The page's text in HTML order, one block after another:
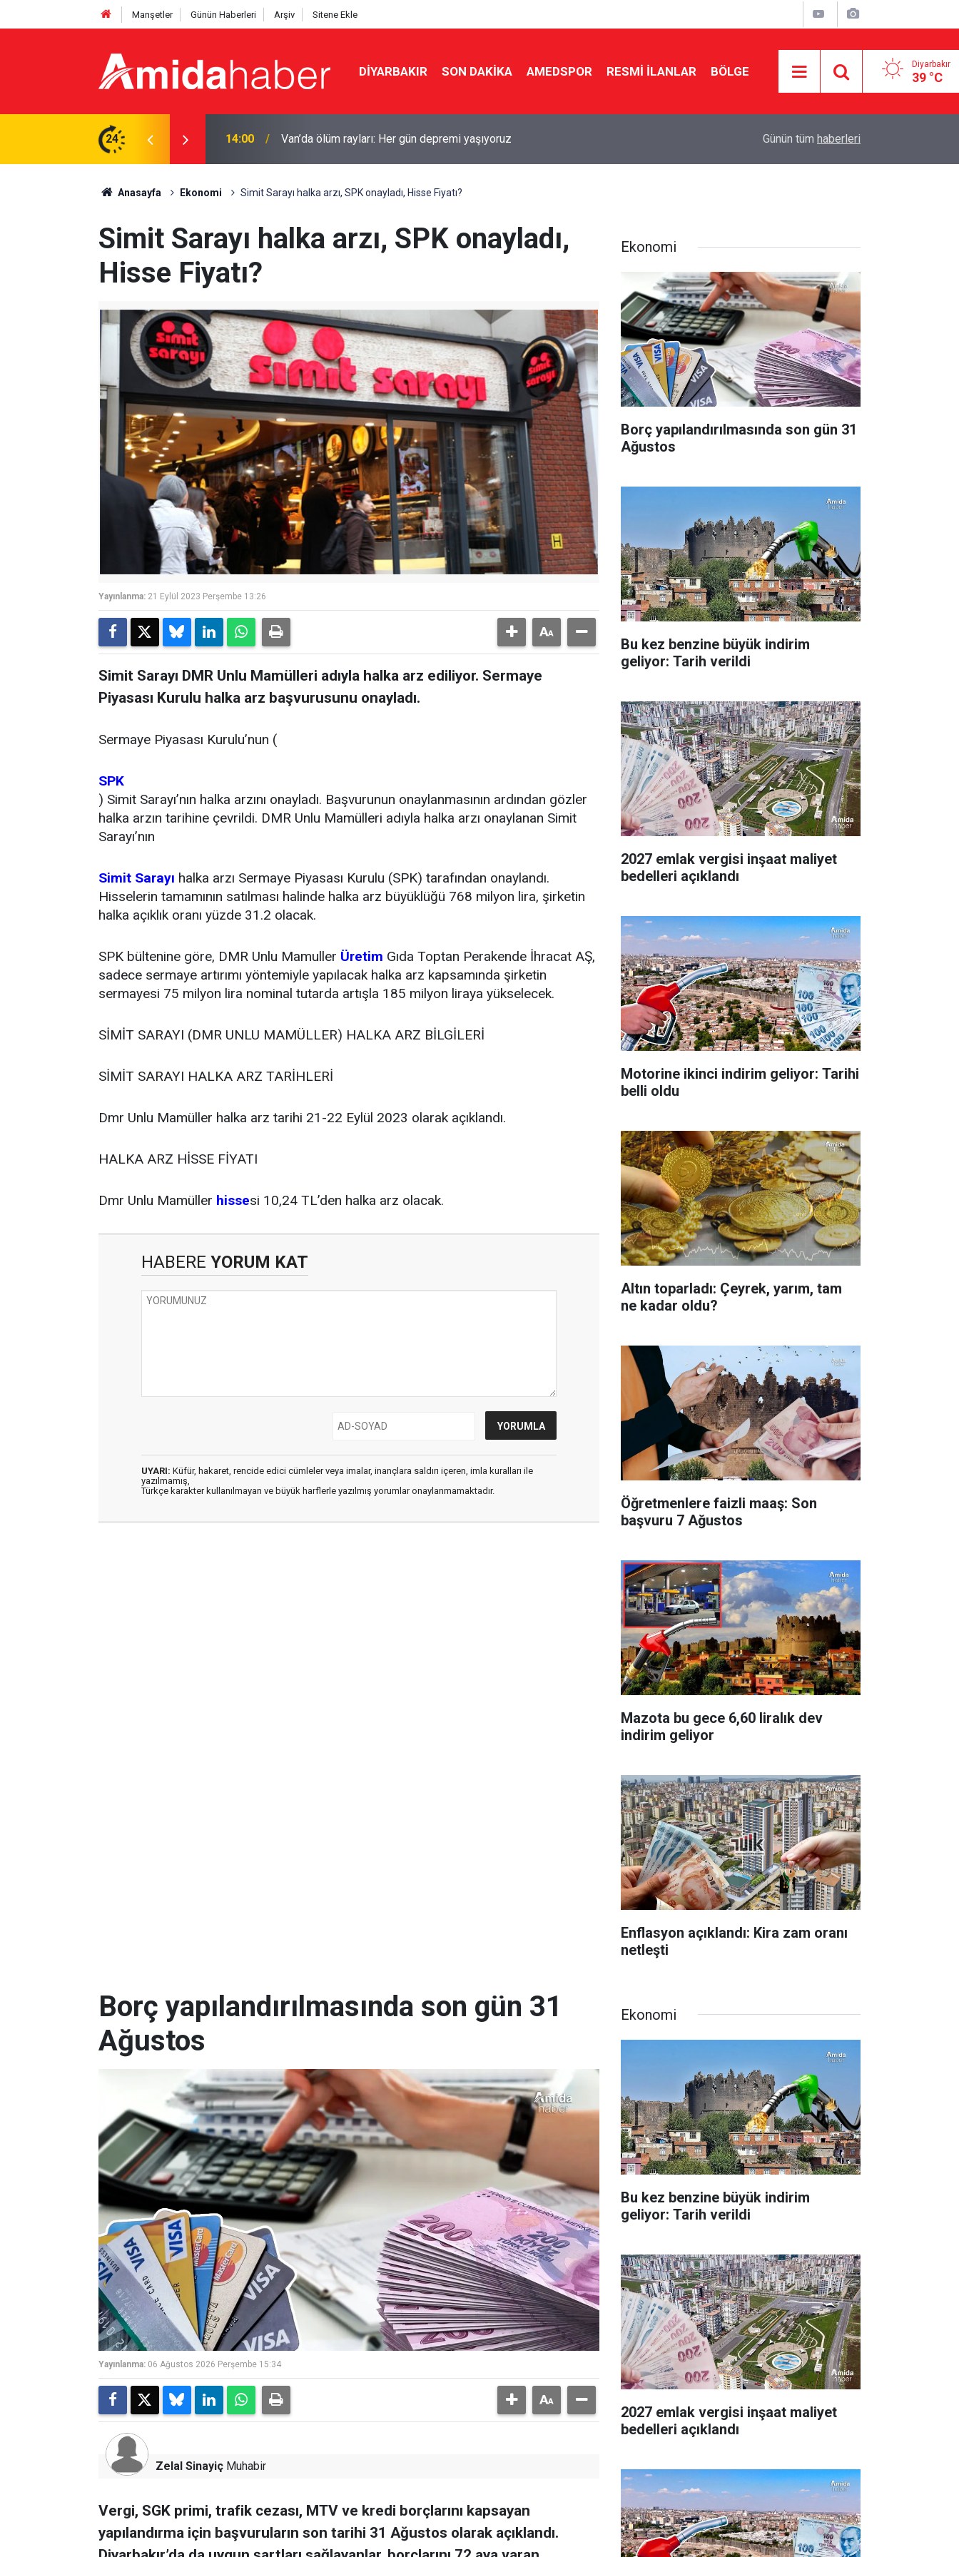
Manşetler Günün Haberleri Arşiv Sitene Ekle
DIYARBAKIR SON DAKIKA AMEDSPOR RESMI İLANLAR BÖLGE Diyarbakır
39 °C
24 13:10 DEM Parti’den çerçeve yasa açıklaması: Dönüş yolu açıldı Özgür Özel: Yasa teklifi beklentileri
Günün tüm haberleri
Anasayfa Ekonomi Simit Sarayı halka arzı, SPK onayladı, Hisse Fiyatı?
Simit Sarayı halka arzı, SPK onayladı,
Hisse Fiyatı?
Yayınlanma: 21 Eylül 2023 Perşembe 13:26
Simit Sarayı DMR Unlu Mamülleri adıyla halka arz ediliyor. Sermaye
Piyasası Kurulu halka arz başvurusunu onayladı.
Sermaye Piyasası Kurulu’nun (
SPK
) Simit Sarayı’nın halka arzını onayladı. Başvurunun onaylanmasının ardından gözler
halka arzın tarihine çevrildi. DMR Unlu Mamülleri adıyla halka arzı onaylanan Simit
Sarayı’nın
Simit Sarayı halka arzı Sermaye Piyasası Kurulu (SPK) tarafından onaylandı.
Hisselerin tamamının satılması halinde halka arz büyüklüğü 768 milyon lira, şirketin
halka açıklık oranı yüzde 31.2 olacak.
SPK bültenine göre, DMR Unlu Mamuller Üretim Gıda Toptan Perakende İhracat AŞ,
sadece sermaye artırımı yöntemiyle yapılacak halka arz kapsamında şirketin
sermayesi 75 milyon lira nominal tutarda artışla 185 milyon liraya yükselecek.
SİMİT SARAYI (DMR UNLU MAMÜLLER) HALKA ARZ BİLGİLERİ
SİMİT SARAYI HALKA ARZ TARİHLERİ
Dmr Unlu Mamüller halka arz tarihi 21-22 Eylül 2023 olarak açıklandı.
HALKA ARZ HİSSE FİYATI
Dmr Unlu Mamüller hissesi 10,24 TL’den halka arz olacak.
HABERE YORUM KAT
UYARI: Küfür, hakaret, rencide edici cümleler veya imalar, inançlara saldırı içeren, imla kuralları ile
yazılmamış,
Türkçe karakter kullanılmayan ve büyük harflerle yazılmış yorumlar onaylanmamaktadır.
Ekonomi
Borç yapılandırılmasında son gün 31
Ağustos
Bu kez benzine büyük indirim
geliyor: Tarih verildi
2027 emlak vergisi inşaat maliyet
bedelleri açıklandı
Motorine ikinci indirim geliyor: Tarihi
belli oldu
Altın toparladı: Çeyrek, yarım, tam
ne kadar oldu?
Öğretmenlere faizli maaş: Son
başvuru 7 Ağustos
Mazota bu gece 6,60 liralık dev
indirim geliyor
Enflasyon açıklandı: Kira zam oranı
netleşti
Borç yapılandırılmasında son gün 31
Ağustos
Yayınlanma: 06 Ağustos 2026 Perşembe 15:34
Zelal Sinayiç Muhabir
Vergi, SGK primi, trafik cezası, MTV ve kredi borçlarını kapsayan
yapılandırma için başvuruların son tarihi 31 Ağustos olarak açıklandı.
Ekonomi
Bu kez benzine büyük indirim
geliyor: Tarih verildi
2027 emlak vergisi inşaat maliyet
bedelleri açıklandı